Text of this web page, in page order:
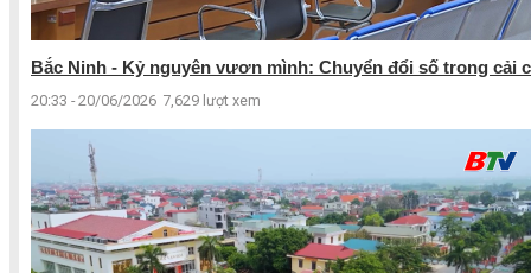
Bắc Ninh - Kỷ nguyên vươn mình: Chuyển đổi số trong
20:33 - 20/06/2026 7,629 lượt xem